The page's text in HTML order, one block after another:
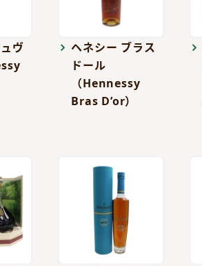
ヴ
ヘネシー ブラス
ドール
（Hennessy
Bras D’or）